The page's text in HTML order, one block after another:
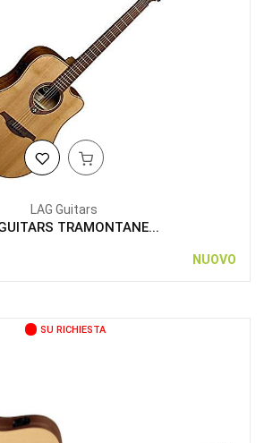
LAG Guitars
TRAMONTANE...
NUOVO
SU RICHIESTA